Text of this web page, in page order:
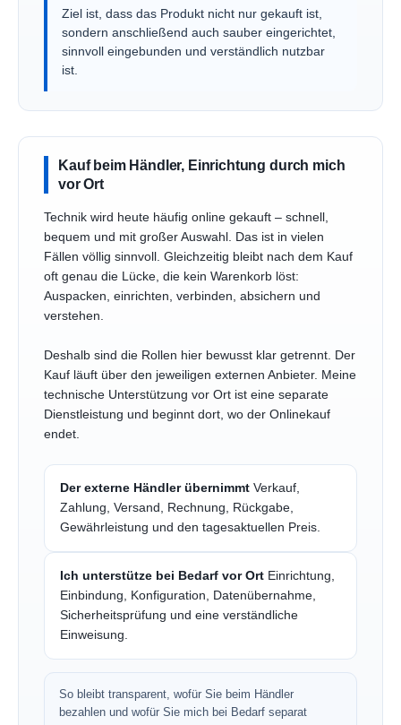
Ziel ist, dass das Produkt nicht nur gekauft ist,
sondern anschließend auch sauber eingerichtet,
sinnvoll eingebunden und verständlich nutzbar
ist.
Kauf beim Händler, Einrichtung durch mich
vor Ort
Technik wird heute häufig online gekauft – schnell,
bequem und mit großer Auswahl. Das ist in vielen
Fällen völlig sinnvoll. Gleichzeitig bleibt nach dem Kauf
oft genau die Lücke, die kein Warenkorb löst:
Auspacken, einrichten, verbinden, absichern und
verstehen.
Deshalb sind die Rollen hier bewusst klar getrennt. Der
Kauf läuft über den jeweiligen externen Anbieter. Meine
technische Unterstützung vor Ort ist eine separate
Dienstleistung und beginnt dort, wo der Onlinekauf
endet.
Der externe Händler übernimmt Verkauf,
Zahlung, Versand, Rechnung, Rückgabe,
Gewährleistung und den tagesaktuellen Preis.
Ich unterstütze bei Bedarf vor Ort Einrichtung,
Einbindung, Konfiguration, Datenübernahme,
Sicherheitsprüfung und eine verständliche
Einweisung.
So bleibt transparent, wofür Sie beim Händler
bezahlen und wofür Sie mich bei Bedarf separat